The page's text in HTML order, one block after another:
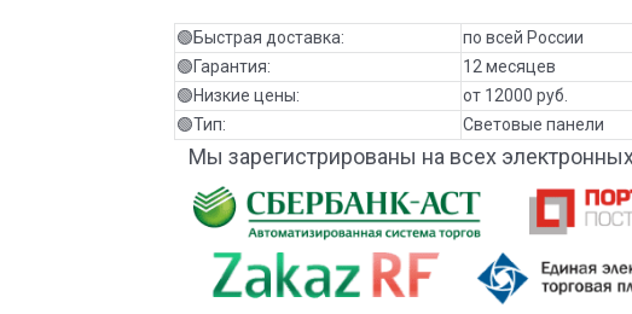
🟢Быстрая доставка:
по всей России
🟢Гарантия:
12 месяцев
🟢Низкие цены:
от 12000 руб.
🟢Тип:
Световые панели
Мы зарегистрированы на всех